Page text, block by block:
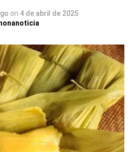
on 4 de abril de 2025